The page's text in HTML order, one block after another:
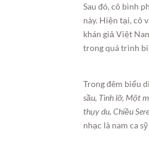
Sau đó, cô bình
này. Hiện tại, cô
khán giả Việt
trong quá trình
Trong đêm biểu
sầu, Tình lỡ, Một
thụy du, Chiều
nhạc là nam ca